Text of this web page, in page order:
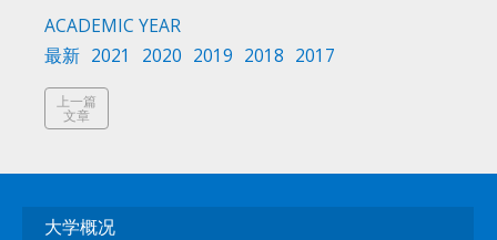
ACADEMIC YEAR
最新 2021 2020 2019 2018 2017
上一篇
文章
大学概况